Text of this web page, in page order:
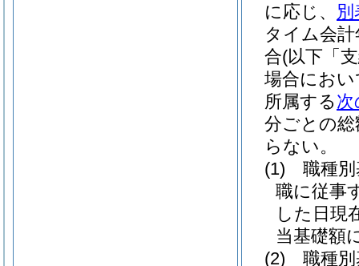
に応じ、
タイム会
合(以下「
場合にお
所属する 次
分ごとの
らない。
(1)
職種
職に従事
した日現
当基礎額
(2)
職種